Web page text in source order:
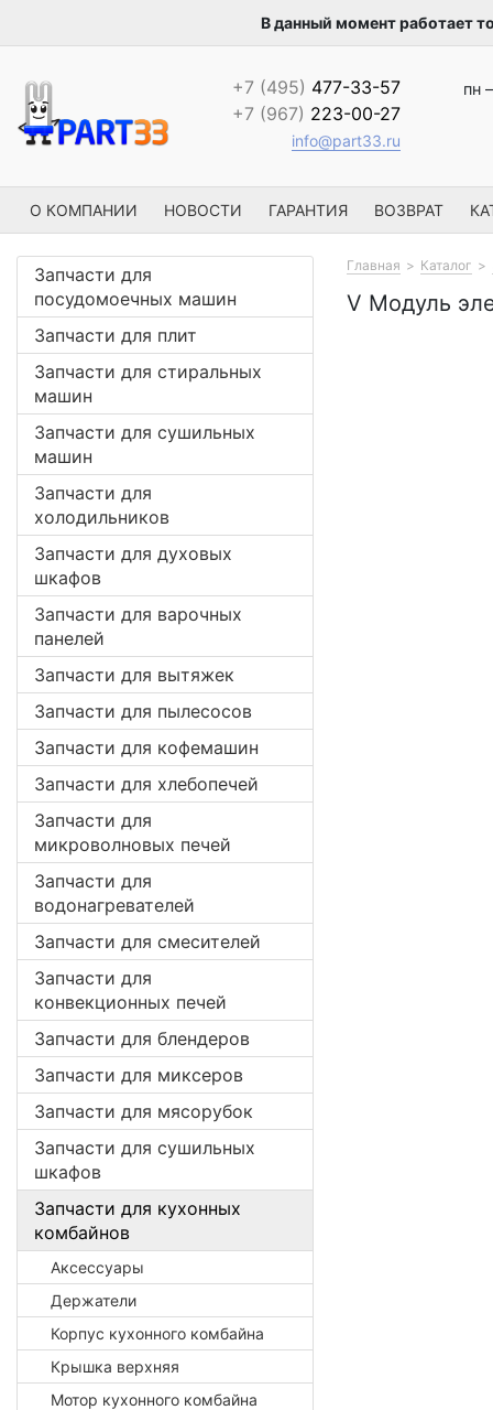
В данный момент работает
+7 (495) 477-33-57
+7 (967) 223-00-27
info@part33.ru
пн
О КОМПАНИИ НОВОСТИ ГАРАНТИЯ ВОЗВРАТ
Запчасти для
посудомоечных машин
Запчасти для плит
Запчасти для стиральных
машин
Запчасти для сушильных
машин
Запчасти для
холодильников
Запчасти для духовых
шкафов
Запчасти для варочных
панелей
Запчасти для вытяжек
Запчасти для пылесосов
Запчасти для кофемашин
Запчасти для хлебопечей
Запчасти для
микроволновых печей
Запчасти для
водонагревателей
Запчасти для смесителей
Запчасти для
конвекционных печей
Запчасти для блендеров
Запчасти для миксеров
Запчасти для мясорубок
Запчасти для сушильных
шкафов
Запчасти для кухонных
комбайнов
Аксессуары
Держатели
Корпус кухонного комбайна
Крышка верхняя
Мотор кухонного комбайна
Главная Каталог
V Модуль